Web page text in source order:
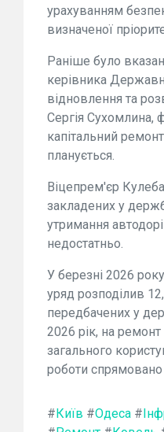
урахуванням
визначеної
Раніше було
керівника
відновлення та
Сергія Сухомлина,
капітальний
планується.
Віцепрем'єр
закладених у
утримання
недостатньо.
У березні 2026
уряд розподілив
передбачених у
2026 рік, на ремонт
загального
роботи
#Київ #Одеса #